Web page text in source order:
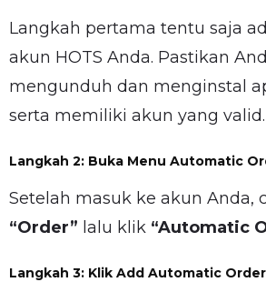
Langkah pertama tentu saja
akun HOTS Anda. Pastikan
mengunduh dan menginstal
serta memiliki akun yang valid.
Langkah 2: Buka Menu Automatic
Setelah masuk ke akun Anda,
“Order” lalu klik “Automatic
Langkah 3: Klik Add Automatic Order